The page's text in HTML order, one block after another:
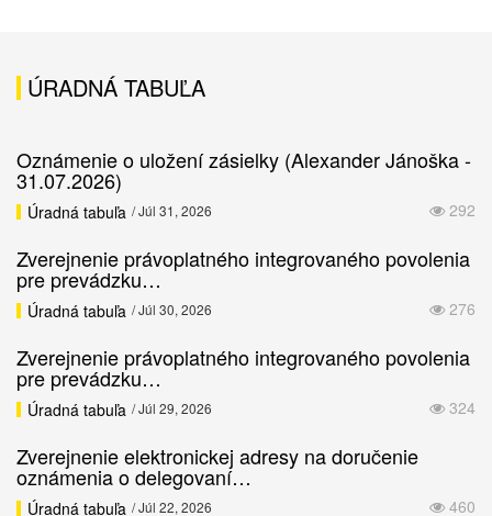
ÚRADNÁ TABUĽA
Oznámenie o uložení zásielky (Alexander Jánoška -
31.07.2026)
292
Úradná tabuľa / Júl 31, 2026
Zverejnenie právoplatného integrovaného povolenia
pre prevádzku…
276
Úradná tabuľa / Júl 30, 2026
Zverejnenie právoplatného integrovaného povolenia
pre prevádzku…
324
Úradná tabuľa / Júl 29, 2026
Zverejnenie elektronickej adresy na doručenie
oznámenia o delegovaní…
460
Úradná tabuľa / Júl 22, 2026